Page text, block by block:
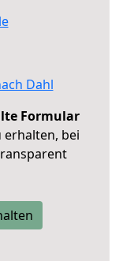
Dahl
Formular
erhalten, bei